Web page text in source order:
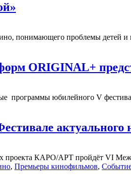
понимающего проблемы детей
ORIGINAL+
юбилейного V
проекта КАРО/АРТ пройдёт VI
, Премьеры кинофильмов,